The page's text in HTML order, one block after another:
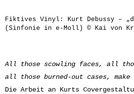
Fiktives Vinyl: Kurt Debussy –
(Sinfonie in e-Moll) © Kai von
All those scowling faces, all
all those burned-out cases, make
Die Arbeit an Kurts